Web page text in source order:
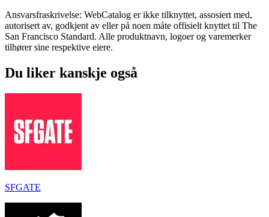
Ansvarsfraskrivelse: WebCatalog er ikke tilknyttet, assosiert med,
autorisert av, godkjent av eller på noen måte offisielt knyttet til The
San Francisco Standard. Alle produktnavn, logoer og varemerker
tilhører sine respektive eiere.
Du liker kanskje også
SFGATE